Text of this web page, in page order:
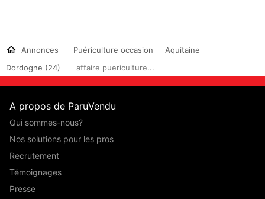
Annonces Puériculture occasion
Aquitaine
Dordogne (24)
affaire puericulture...
A propos de ParuVendu
Qui sommes-nous?
Nos solutions pour les pros
Recrutement
Témoignages
Presse